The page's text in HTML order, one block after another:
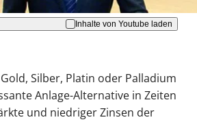
Inhalte von Youtube laden
Silber, Platin oder Palladium
Anlage-Alternative in Zeiten
und niedriger Zinsen der